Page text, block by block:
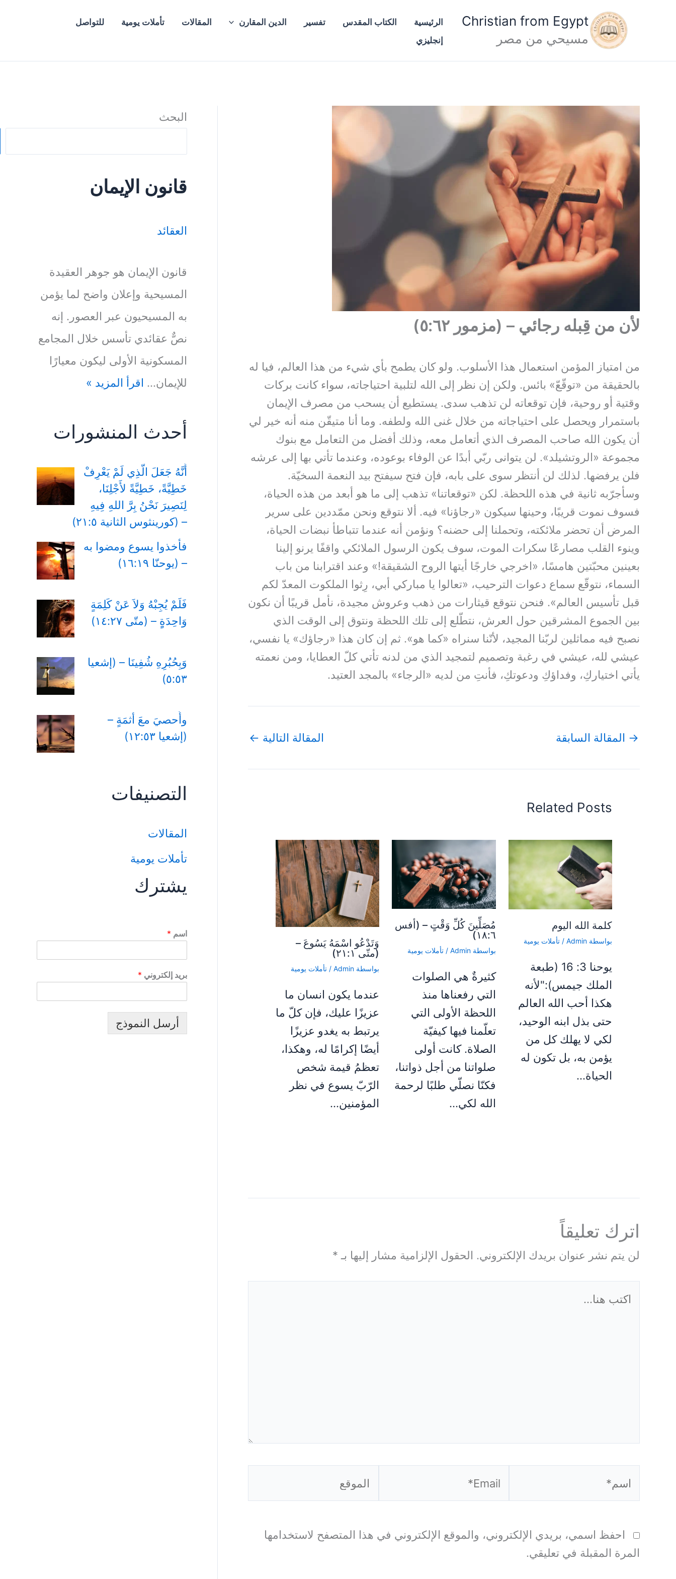
Christian from Egypt
مسيحي من مصر
الرئيسية الكتاب المقدس تفسير الدين المقارن المقالات تأملات يومية
للتواصل
إنجليزي
لأن من قِبله رجائي – (مزمور ٥:٦٢)
من امتياز المؤمن استعمال هذا الأسلوب. ولو كان يطمح بأي شيء من هذا العالم، فيا له
بالحقيقة من «توقّعّ» بائس. ولكن إن نظر إلى الله لتلبية احتياجاته، سواء كانت بركات
وقتية أو روحية، فإن توقعاته لن تذهب سدى. يستطيع أن يسحب من مصرف الإيمان
باستمرار ويحصل على احتياجاته من خلال غنى الله ولطفه. وما أنا متيقّن منه أنه خير لي
أن يكون الله صاحب المصرف الذي أتعامل معه، وذلك أفضل من التعامل مع بنوك
مجموعة «الروتشيلد». لن يتوانى ربّي أبدًا عن الوفاء بوعوده، وعندما تأتي بها إلى عرشه
فلن يرفضها. لذلك لن أنتظر سوى على بابه، فإن فتح سيفتح بيد النعمة السخيّة.
وسأجرّبه ثانية في هذه اللحظة. لكن «توقعاتنا» تذهب إلى ما هو أبعد من هذه الحياة،
فسوف نموت قريبًا، وحينها سيكون «رجاؤنا» فيه. ألا نتوقع ونحن ممّددين على سرير
المرض أن تحضر ملائكته، وتحملنا إلى حضنه؟ ونؤمن أنه عندما تتباطأ نبضات الحياة،
وينوء القلب مصارعًا سكرات الموت، سوف يكون الرسول الملائكي واقفًا يرنو إلينا
بعينين محبّتين هامسًا، «اخرجي خارجًا أيتها الروح الشقيقة!» وعند اقترابنا من باب
السماء، نتوقّع سماع دعوات الترحيب، «تعالوا يا مباركي أبي، رِثوا الملكوت المعدّ لكم
قبل تأسيس العالم». فنحن نتوقع قيثارات من ذهب وعروش مجيدة، نأمل قريبًا أن نكون
بين الجموع المشرقين حول العرش، نتطّلع إلى تلك اللحظة ونتوق إلى الوقت الذي
نصبح فيه مماثلين لربّنا المجيد، لأنّنا سنراه «كما هو». ثم إن كان هذا «رجاؤك» يا نفسي،
عيشي لله، عيشي في رغبة وتصميم لتمجيد الذي من لدنه تأتي كلّ العطايا، ومن نعمته
يأتي اختياركِ، وفداؤكِ ودعوتكِ، فأنتِ من لديه «الرجاء» بالمجد العتيد.
→ المقالة السابقة المقالة التالية ←
Related Posts
كلمة الله اليوم
بواسطة Admin
/ تأملات يومية
يوحنا 3: 16 (طبعة
الملك جيمس):"لأنه
هكذا أحب الله العالم
حتى بذل ابنه الوحيد،
لكي لا يهلك كل من
يؤمن به، بل تكون له
الحياة…
مُصَلِّينَ كُلِّ وَقْتٍ – (أفس
١٨:٦)
بواسطة Admin
/تأملات يومية
كثيرةٌ هي الصلوات
التي رفعناها منذ
اللحظة الأولى التي
تعلّمنا فيها كيفيّة
الصلاة. كانت أولى
صلواتنا من أجل ذواتنا،
فكنّا نصلّي طلبًا لرحمة
الله لكي…
وَتَدْعُو اسْمَهُ يَسُوعَ –
(متّى ٢١:١)
بواسطة Admin
/ تأملات يومية
عندما يكون انسان ما
عزيزًا عليك، فإن كلّ ما
يرتبط به يغدو عزيزًا
أيضًا إكرامًا له، وهكذا،
تعظمُ قيمة شخص
الرّبّ يسوع في نظر
المؤمنين…
اترك تعليقاً
لن يتم نشر عنوان بريدك الإلكتروني. الحقول الإلزامية مشار إليها بـ *
احفظ اسمي، بريدي الإلكتروني، والموقع الإلكتروني في هذا المتصفح لاستخدامها
المرة المقبلة في تعليقي.
البحث
قانون الإيمان
العقائد
قانون الإيمان هو جوهر العقيدة
المسيحية وإعلان واضح لما يؤمن
به المسيحيون عبر العصور. إنه
نصٌّ عقائدي تأسس خلال المجامع
المسكونية الأولى ليكون معيارًا
للإيمان… اقرأ المزيد »
أحدث المنشورات
أَنَّهُ جَعَلَ الَّذِي لَمْ يَعْرِفْ
خَطِيَّةً، خَطِيَّةً لأَجْلِنَا،
لِنَصِيرَ نَحْنُ بِرَّ اللهِ فِيهِ
– (كورينثوس الثانية ٢١:٥)
فأخذوا يسوع ومضوا به
– (يوحنّا ١٦:١٩)
فَلَمْ يُجِبْهُ وَلاَ عَنْ كَلِمَةٍ
وَاحِدَةٍِ – (متّى ١٤:٢٧)
وَبِحُبُرِهِ شُفِينَا – (إشعيا
٥:٥٣)
وأُحصيَ معَ أثمَةٍ –
(إشعيا ١٢:٥٣)
التصنيفات
المقالات
تأملات يومية
يشترك
اسم *
بريد إلكتروني *
أرسل النموذج